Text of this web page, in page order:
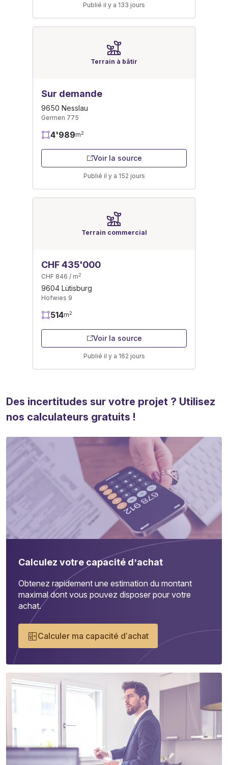
Publié il y a 133 jours
Terrain à bâtir
Sur demande
9650 Nesslau
Germen 775
4'989m2
Voir la source
Publié il y a 152 jours
Terrain commercial
CHF 435'000
CHF 846 / m2
9604 Lütisburg
Hofwies 9
514m2
Voir la source
Publié il y a 162 jours
Des incertitudes sur votre projet ? Utilisez
nos calculateurs gratuits !
Calculez votre capacité d’achat
Obtenez rapidement une estimation du montant
maximal dont vous pouvez disposer pour votre
achat.
Calculer ma capacité d’achat